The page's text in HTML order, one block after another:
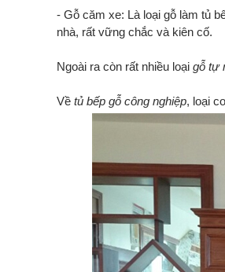
- Gỗ căm xe: Là loại gỗ làm tủ
nhà, rất vững chắc và kiên cố.
Ngoài ra còn rất nhiều loại gỗ tự
Về tủ bếp gỗ công nghiệp, loại